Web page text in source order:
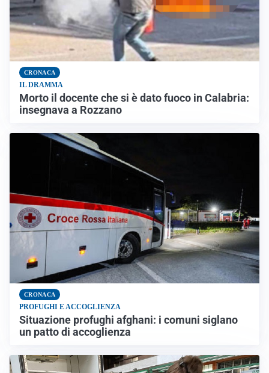
CRONACA
IL DRAMMA
Morto il docente che si è dato fuoco in Calabria:
insegnava a Rozzano
CRONACA
PROFUGHI E ACCOGLIENZA
Situazione profughi afghani: i comuni siglano
un patto di accoglienza